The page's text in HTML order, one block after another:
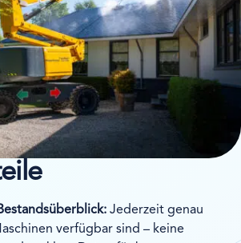
Jederzeit genau
verfügbar sind – keine